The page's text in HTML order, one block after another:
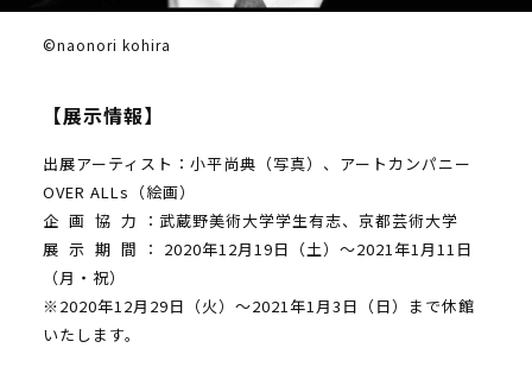
©️naonori kohira
【展示情報】
出展アーティスト：小平尚典（写真）、アートカンパニー
OVER ALLs（絵画）
企 画 協 力 ：武蔵野美術大学学生有志、京都芸術大学
展 示 期 間 ： 2020年12月19日（土）～2021年1月11日
（月・祝）
※2020年12月29日（火）〜2021年1月3日（日）まで休館
いたします。